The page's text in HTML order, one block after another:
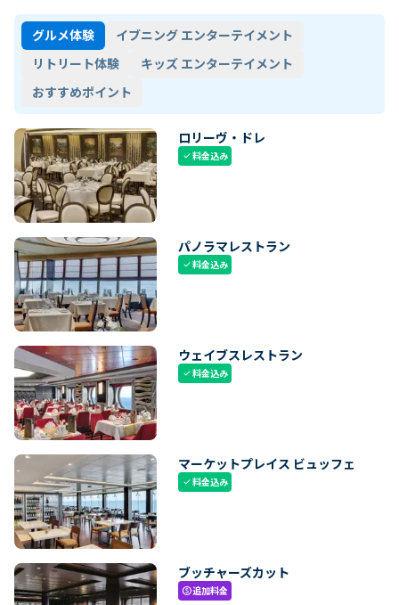
グルメ体験
イブニング エンターテイメント
リトリート体験
キッズ エンターテイメント
おすすめポイント
ロリーヴ・ドレ
check料金込み
パノラマレストラン
check料金込み
ウェイブスレストラン
check料金込み
マーケットプレイス ビュッフェ
check料金込み
ブッチャーズカット
paid追加料金